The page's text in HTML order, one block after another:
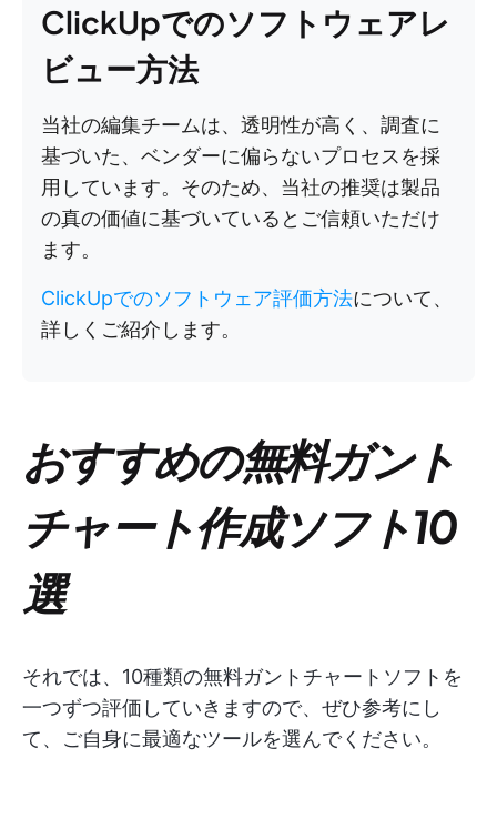
ClickUpでのソフトウェアレ
ビュー方法
当社の編集チームは、透明性が高く、調査に
基づいた、ベンダーに偏らないプロセスを採
用しています。そのため、当社の推奨は製品
の真の価値に基づいているとご信頼いただけ
ます。
ClickUpでのソフトウェア評価方法について、
詳しくご紹介します。
おすすめの無料ガント
チャート作成ソフト10
選
それでは、10種類の無料ガントチャートソフトを
一つずつ評価していきますので、ぜひ参考にし
て、ご自身に最適なツールを選んでください。